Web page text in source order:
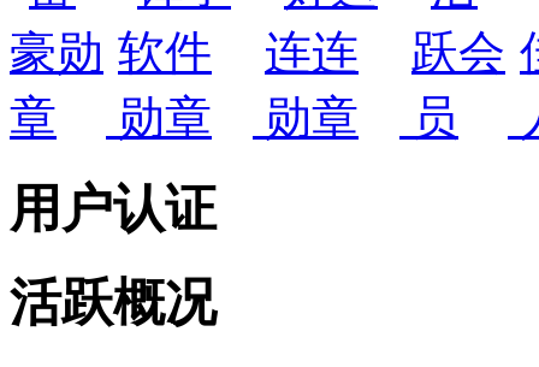
用户认证
活跃概况